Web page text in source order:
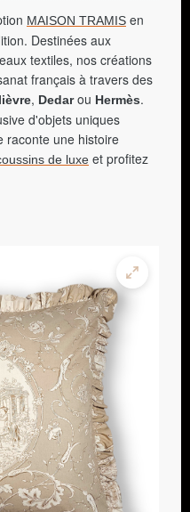
MAISON TRAMIS en
Destinées aux
textiles, nos créations
français à travers des
, Dedarou Hermès.
d'objets uniques
raconte une histoire
de luxe et profitez